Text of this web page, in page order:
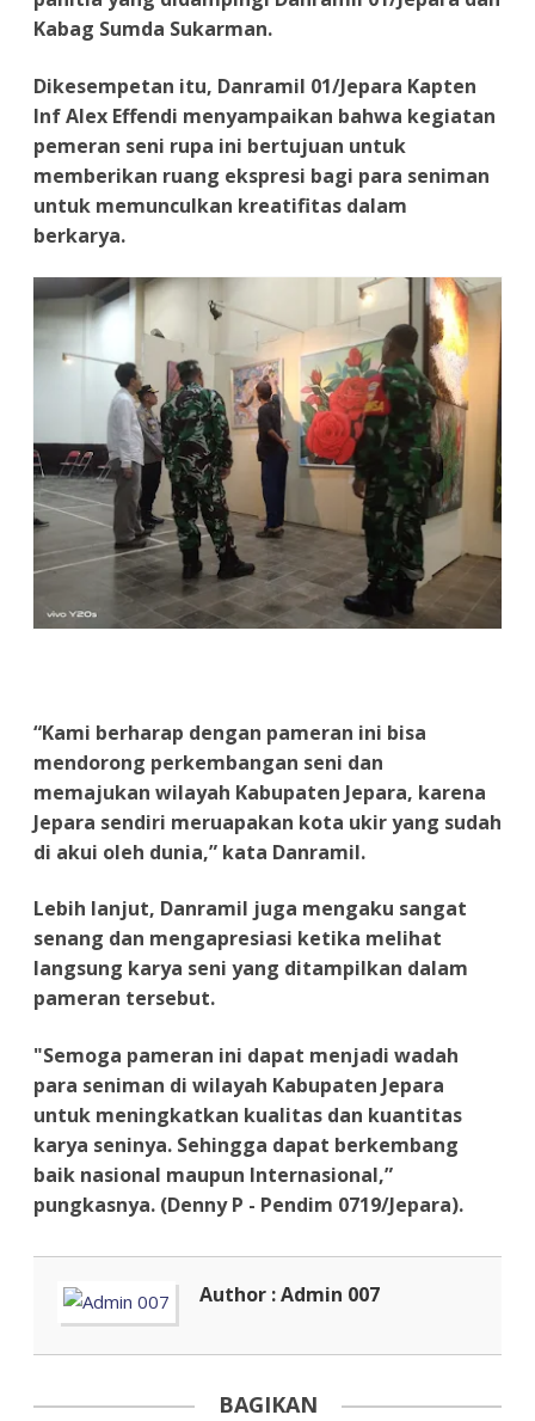
Kabag Sumda Sukarman.
Dikesempetan itu, Danramil 01/Jepara Kapten
Inf Alex Effendi menyampaikan bahwa kegiatan
pemeran seni rupa ini bertujuan untuk
memberikan ruang ekspresi bagi para seniman
untuk memunculkan kreatifitas dalam
berkarya.
“Kami berharap dengan pameran ini bisa
mendorong perkembangan seni dan
memajukan wilayah Kabupaten Jepara, karena
Jepara sendiri meruapakan kota ukir yang sudah
di akui oleh dunia,” kata Danramil.
Lebih lanjut, Danramil juga mengaku sangat
senang dan mengapresiasi ketika melihat
langsung karya seni yang ditampilkan dalam
pameran tersebut.
"Semoga pameran ini dapat menjadi wadah
para seniman di wilayah Kabupaten Jepara
untuk meningkatkan kualitas dan kuantitas
karya seninya. Sehingga dapat berkembang
baik nasional maupun Internasional,”
pungkasnya. (Denny P - Pendim 0719/Jepara).
Author : Admin 007
BAGIKAN